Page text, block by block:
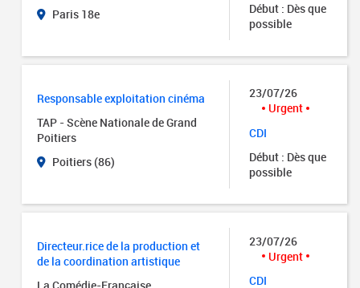
Paris 18e
Début : Dès que
possible
Responsable exploitation cinéma
TAP - Scène Nationale de Grand
Poitiers
Poitiers (86)
23/07/26
Urgent
CDI
Début : Dès que
possible
Directeur.rice de la production et
de la coordination artistique
23/07/26
Urgent
CDI